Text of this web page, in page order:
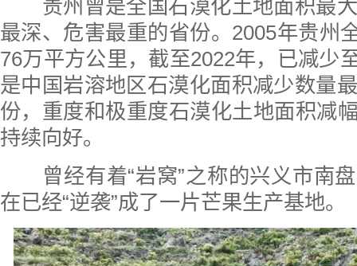
贵州曾是全国石漠化土地面积最大
最深、危害最重的省份。2005年贵州
76万平方公里，截至2022年，已减少
是中国岩溶地区石漠化面积减少数量
份，重度和极重度石漠化土地面积减
持续向好。
曾经有着“岩窝”之称的兴义市南盘
在已经“逆袭”成了一片芒果生产基地。